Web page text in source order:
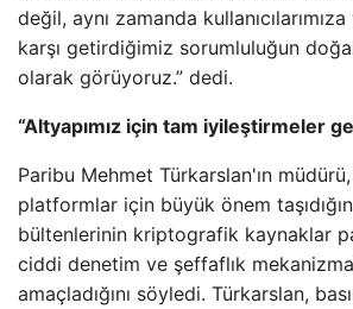
değil, aynı zamanda
karşı getirdiğimiz sorumluluğun
olarak görüyoruz.” dedi.
“Altyapımız için tam iyileştirmeler
Paribu Mehmet Türkarslan'ın
platformlar için büyük önem
bültenlerinin kriptografik kaynaklar
ciddi denetim ve şeffaflık
amaçladığını söyledi. Türkarslan,